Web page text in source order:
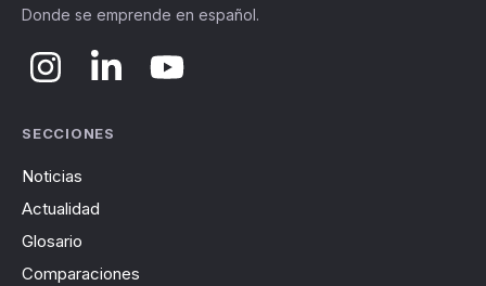
Donde se emprende en español.
SECCIONES
Noticias
Actualidad
Glosario
Comparaciones